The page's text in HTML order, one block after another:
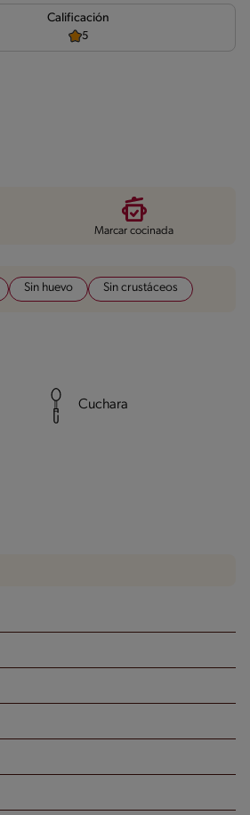
Calificación
5
Marcar cocinada
Sin huevo Sin crustáceos
Cuchara